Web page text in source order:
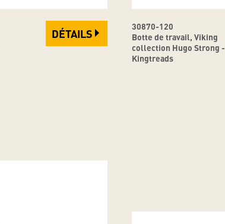
DÉTAILS
30870-120
Botte de travail, Viking
collection Hugo Strong -
Kingtreads